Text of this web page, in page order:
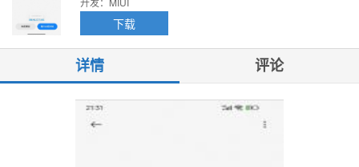
下载
详情 评论